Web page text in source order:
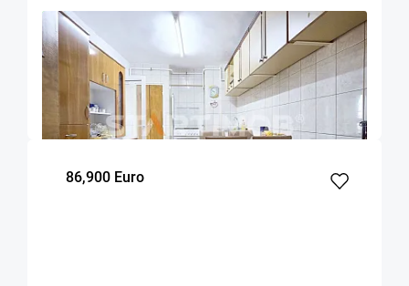
OFERTA NOUA EXCLUSIVITATE COMISION 0%
Apartament 4 camere zona Onix Centru Civic
Brasov
m² dormitoare
4
Etaj
86,900 Euro